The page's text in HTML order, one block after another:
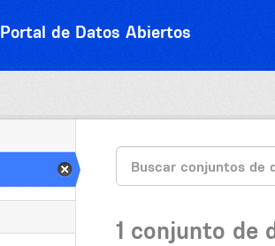
Portal de Datos Abiertos
1 conjunto de